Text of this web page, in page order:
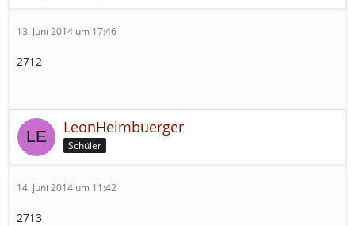
13. Juni 2014 um 17:46
2712
LeonHeimbuerger
Schüler
14. Juni 2014 um 11:42
2713